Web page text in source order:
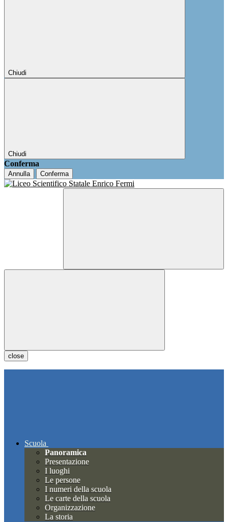
Chiudi
Chiudi
Conferma
Annulla Conferma
close
Scuola
Panoramica
Presentazione
I luoghi
Le persone
I numeri della scuola
Le carte della scuola
Organizzazione
La storia